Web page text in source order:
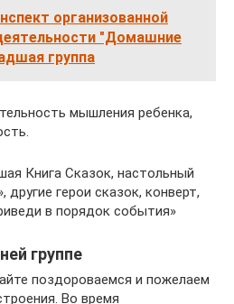
организованной
"Домашние
группа
мышления ребенка,
Книга Сказок, настольный
другие герои сказок, конверт,
в порядок события»
группе
поздороваемся и пожелаем
Во время